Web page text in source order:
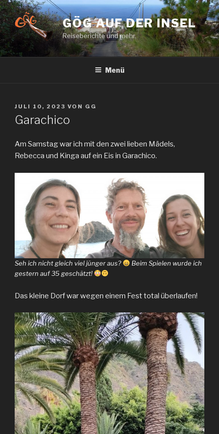
Zum
Inhalt
springen
GÖG AUF DER INSEL
Reiseberichte und mehr.
Menü
VERÖFFENTLICHT
AM
JULI 10, 2023 VON GG
Garachico
Am Samstag war ich mit den zwei lieben Mädels,
Rebecca und Kinga auf ein Eis in Garachico.
Seh ich nicht gleich viel jünger aus?
Beim Spielen wurde ich
gestern auf 35 geschätzt!
Das kleine Dorf war wegen einem Fest total überlaufen!